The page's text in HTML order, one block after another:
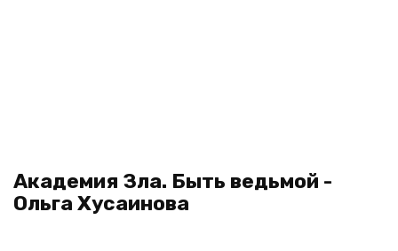
Академия Зла. Быть ведьмой -
Ольга Хусаинова